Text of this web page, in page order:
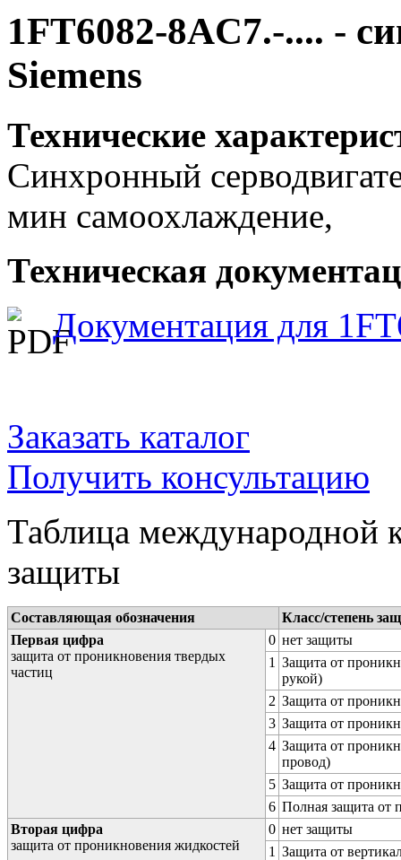
1FT6082-8AC7.-.... -
Siemens
Технические
Синхронный
мин самоохлаждение,
Техническая
Документация для
Заказать каталог
Получить консультацию
Таблица международной
защиты
Составляющая обозначения
Класс/степень
Первая цифра
защита от проникновения твердых
частиц
0 нет защиты
1 Защита от
рукой)
2 Защита от
3 Защита от
4 Защита от
провод)
5 Защита от
6 Полная защита от
Вторая цифра
защита от проникновения жидкостей
0 нет защиты
1 Защита от